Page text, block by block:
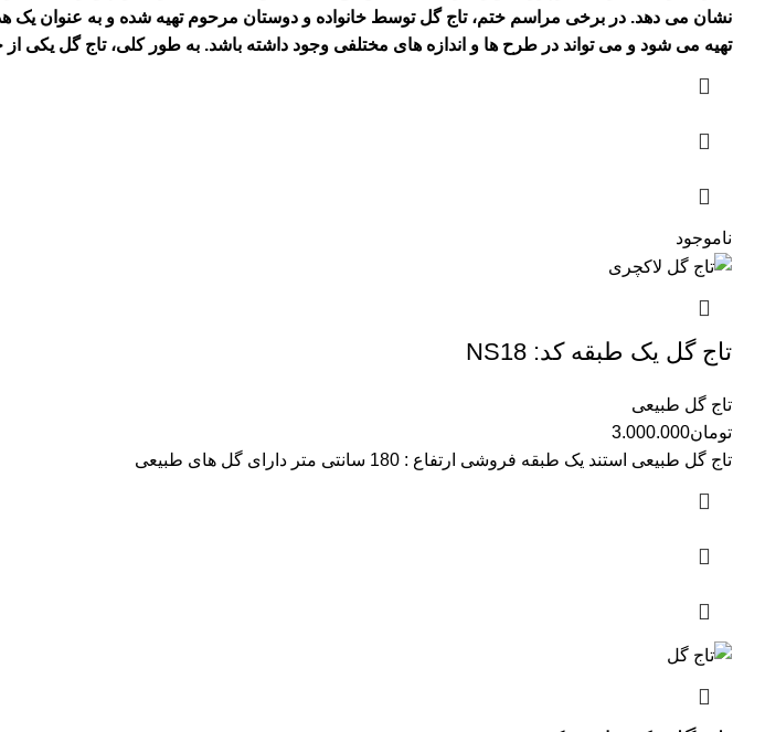
نشان می دهد. در برخی مراسم ختم، تاج گل توسط خانواده و دوستان مرحوم تهیه شده و به عنوان
تهیه می شود و می تواند در طرح ها و اندازه های مختلفی وجود داشته باشد. به طور کلی، تاج گل یکی
ناموجود
تاج گل یک طبقه کد: NS18
تاج گل طبیعی
تومان3.000.000
تاج گل طبیعی استند یک طبقه فروشی ارتفاع : 180 سانتی متر دارای گل های طبیعی